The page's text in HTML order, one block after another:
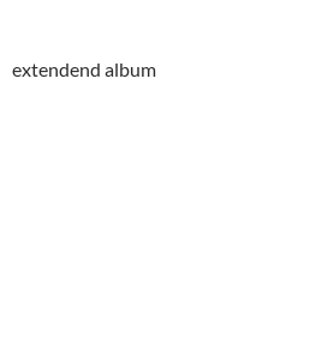
extendend album